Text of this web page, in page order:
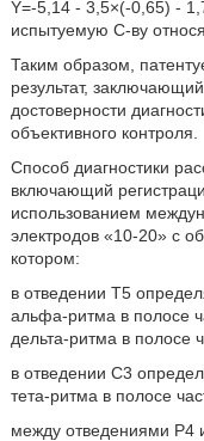
Υ=-5,14 - 3,5×(-0,65) -
испытуемую С-ву
Таким образом,
результат,
достоверности
объективного контроля.
Способ диагностики
включающий
использованием
электродов «10-20» с
котором:
в отведении Т5
альфа-ритма в полосе
дельта-ритма в полосе
в отведении С3
тета-ритма в полосе
между отведениями Р4